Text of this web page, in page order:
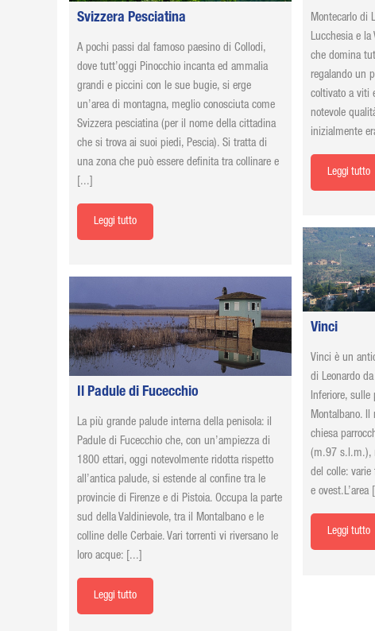
Svizzera Pesciatina
A pochi passi dal famoso paesino di Collodi,
dove tutt’oggi Pinocchio incanta ed ammalia
grandi e piccini con le sue bugie, si erge
un’area di montagna, meglio conosciuta come
Svizzera pesciatina (per il nome della cittadina
che si trova ai suoi piedi, Pescia). Si tratta di
una zona che può essere definita tra collinare e
[...]
Leggi tutto
Montecarlo di
Lucchesia e
che domina
regalando un
coltivato a viti
notevole
inizialmente
Leggi tutto
Vinci
Vinci è un
di Leonardo
Inferiore, sulle
Montalbano. Il
chiesa
(m.97 s.l.m.),
del colle: varie
e ovest.L’area
Leggi tutto
Il Padule di Fucecchio
La più grande palude interna della penisola: il
Padule di Fucecchio che, con un’ampiezza di
1800 ettari, oggi notevolmente ridotta rispetto
all’antica palude, si estende al confine tra le
provincie di Firenze e di Pistoia. Occupa la parte
sud della Valdinievole, tra il Montalbano e le
colline delle Cerbaie. Vari torrenti vi riversano le
loro acque: [...]
Leggi tutto